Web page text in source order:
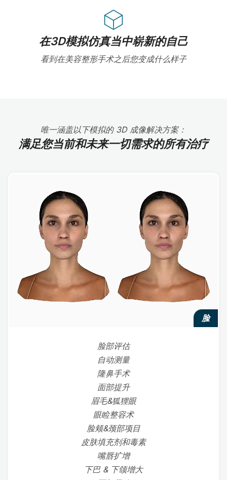
在3D模拟仿真当中崭新的自己
看到在美容整形手术之后您变成什么样子
唯一涵盖以下模拟的 3D 成像解决方案：
满足您当前和未来一切需求的所有治疗
脸
脸部评估
自动测量
隆鼻手术
面部提升
眉毛&狐狸眼
眼睑整容术
脸颊&颈部项目
皮肤填充剂和毒素
嘴唇扩增
下巴 & 下颌增大